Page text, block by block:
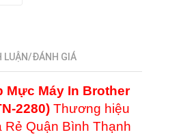
LUẬN/ĐÁNH GIÁ
Mực Máy In Brother
2280) Thương hiệu
Rẻ Quận Bình Thạnh